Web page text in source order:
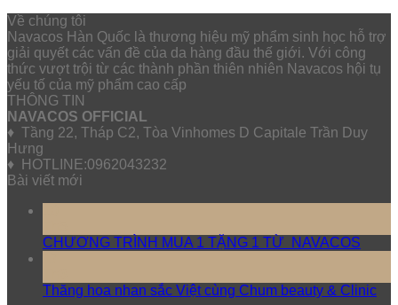
Về chúng tôi
Navacos Hàn Quốc là thương hiệu mỹ phẩm sinh học hỗ trợ
giải quyết các vấn đề của da hàng đầu thế giới. Với công
thức vượt trội từ các thành phần thiên nhiên Navacos hội tụ
yếu tố của mỹ phẩm cao cấp
THÔNG TIN
NAVACOS OFFICIAL
♦ Tầng 22, Tháp C2, Tòa Vinhomes D Capitale Trần Duy
Hưng
♦ HOTLINE:0962043232
Bài viết mới
CHƯƠNG TRÌNH MUA 1 TẶNG 1 TỪ NAVACOS
Thăng hoa nhan sắc Việt cùng Chum beauty & Clinic